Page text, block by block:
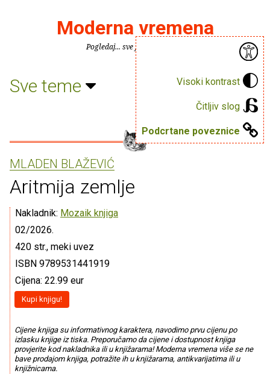
Visoki kontrast
Čitljiv slog
Podcrtane poveznice
Moderna vremena
Pogledaj... sve je puno knjiga.
Sve teme
MLADEN BLAŽEVIĆ
Aritmija zemlje
Nakladnik: Mozaik knjiga
02/2026.
420 str., meki uvez
ISBN 9789531441919
Cijena: 22.99 eur
Kupi knjigu!
Cijene knjiga su informativnog karaktera, navodimo prvu cijenu po
izlasku knjige iz tiska. Preporučamo da cijene i dostupnost knjiga
provjerite kod nakladnika ili u knjižarama! Moderna vremena više se ne
bave prodajom knjiga, potražite ih u knjižarama, antikvarijatima ili u
knjižnicama.